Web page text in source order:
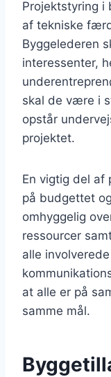
Projektstyring i
af tekniske
Byggelederen
interessenter,
skal de være i
opstår
projektet.
En vigtig del af
på budgettet
omhyggelig
ressourcer
alle
at alle er på
samme mål.